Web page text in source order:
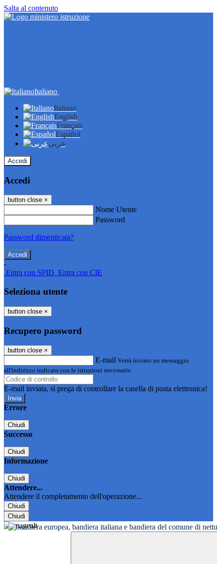
Salta al contenuto
Italiano
Italiano
English
Français
Español
عربى
Accedi
Accedi
button close ×
Nome Utente
Password
Password dimenticata?
-
Entra con SPID Entra con CIE
Seleziona utente
button close ×
Recupero password
button close ×
E-mail Verrà inviato un messaggio
all'indirizzo indicato con le istruzioni necessarie.
E-mail inviata, si prega di controllare la casella di posta elettronica!
Errore
Chiudi
Successo
Chiudi
Informazione
Chiudi
Attendere...
Attendere il completamento dell'operazione...
Chiudi
Chiudi